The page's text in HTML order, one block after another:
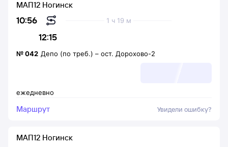
10:56
12:15
1 ч 19 м
МАП12 Ногинск
ежедневно
№042 Депо (по треб.) – ост. Дорохово-2
Маршрут Увидели ошибку?
МАП12 Ногинск